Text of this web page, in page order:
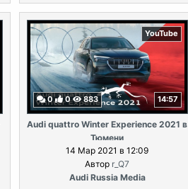
YouTube
0 0 883 14:57
Audi quattro Winter Experience 2021 в
Тюмени
14 Мар 2021 в 12:09
Автор r_Q7
Audi Russia Media